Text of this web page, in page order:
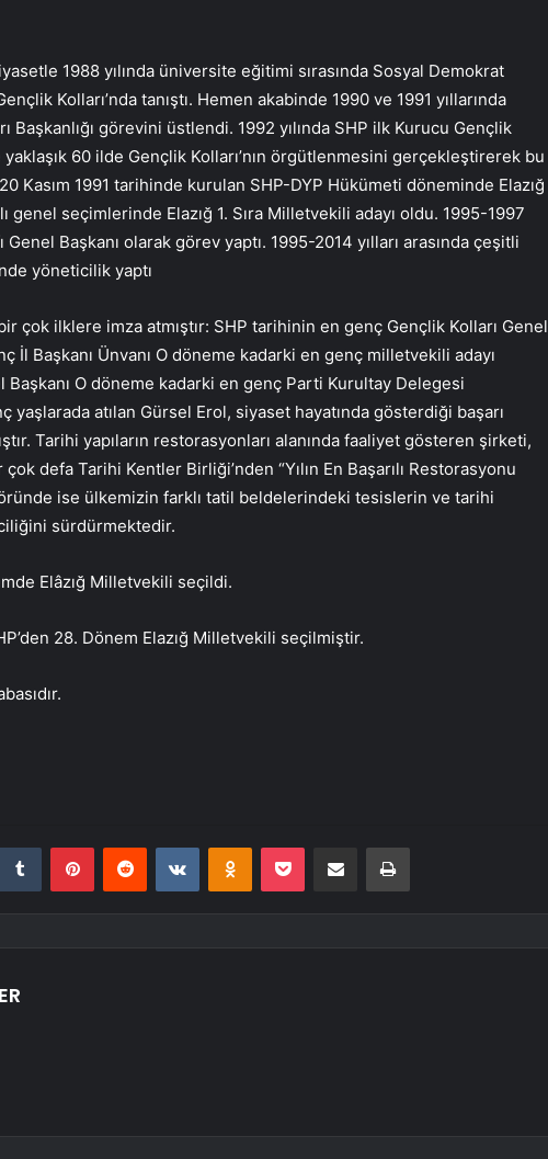
1988 yılında üniversite eğitimi sırasında Sosyal Demokrat
Kolları’nda tanıştı. Hemen akabinde 1990 ve 1991 yıllarında
Başkanlığı görevini üstlendi. 1992 yılında SHP ilk Kurucu Gençlik
yaklaşık 60 ilde Gençlik Kolları’nın örgütlenmesini gerçekleştirerek bu
Kasım 1991 tarihinde kurulan SHP-DYP Hükümeti döneminde Elazığ
genel seçimlerinde Elazığ 1. Sıra Milletvekili adayı oldu. 1995-1997
Genel Başkanı olarak görev yaptı. 1995-2014 yılları arasında çeşitli
yöneticilik yaptı
çok ilklere imza atmıştır: SHP tarihinin en genç Gençlik Kolları Genel
İl Başkanı Ünvanı O döneme kadarki en genç milletvekili adayı
Başkanı O döneme kadarki en genç Parti Kurultay Delegesi
yaşlarada atılan Gürsel Erol, siyaset hayatında gösterdiği başarı
Tarihi yapıların restorasyonları alanında faaliyet gösteren şirketi,
defa Tarihi Kentler Birliği’nden “Yılın En Başarılı Restorasyonu
ise ülkemizin farklı tatil beldelerindeki tesislerin ve tarihi
sürdürmektedir.
Elâzığ Milletvekili seçildi.
28. Dönem Elazığ Milletvekili seçilmiştir.
Tumblr PinterestReddit VKontakteOdnoklassniki
Pocket E-Posta ile paylaş Yazdır